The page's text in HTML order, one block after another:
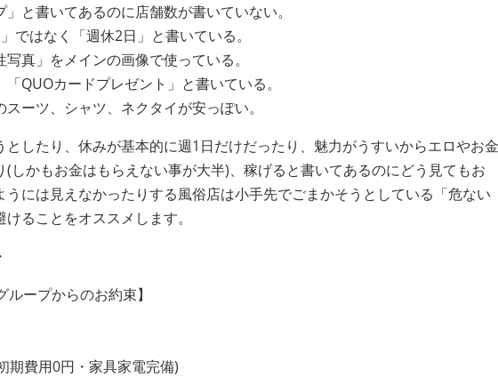
と書いてあるのに店舗数が書いていない。
ではなく「週休2日」と書いている。
真」をメインの画像で使っている。
QUOカードプレゼント」と書いている。
ーツ、シャツ、ネクタイが安っぽい。
したり、休みが基本的に週1日だけだったり、魅力がうすいからエロやお
(しかもお金はもらえない事が大半)、稼げると書いてあるのにどう見てもお
うには見えなかったりする風俗店は小手先でごまかそうとしている「危ない
ることをオススメします。
ループからのお約束】
期費用0円・家具家電完備)